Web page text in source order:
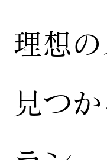
理想
見つ